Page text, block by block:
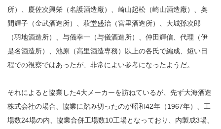
所）、慶佐次興栄（名護酒造廠）、崎山起松（崎山酒造廠）、奥
間輝子（金武酒造所）、萩堂盛治（宮里酒造所）、大城孫次郎
（羽地酒造所）、与儀幸一（与儀酒造所）、仲田輝信、代理（伊
是名酒造所）、池原（高里酒造専務）以上の各氏で編成、短い日
程での視察ではあったが、非常によい参考になったようだ。
それによると協業した4大メーカーを訪ねているが、先ず大海酒造
株式会社の場合、協業に踏み切ったのが昭和42年（1967年）、工
場数24場の内、協業合併工場数10工場となっており、内製成3場、